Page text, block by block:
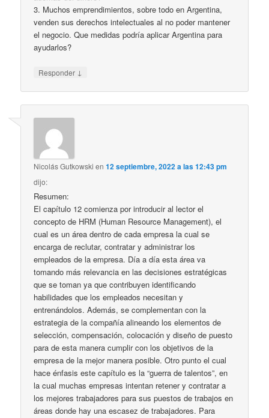
3. Muchos emprendimientos, sobre todo en Argentina,
venden sus derechos intelectuales al no poder mantener
el negocio. Que medidas podría aplicar Argentina para
ayudarlos?
Responder ↓
Nicolás Gutkowski en12 septiembre, 2022 a las 12:43 pm
dijo:
Resumen:
El capítulo 12 comienza por introducir al lector el
concepto de HRM (Human Resource Management), el
cual es un área dentro de cada empresa la cual se
encarga de reclutar, contratar y administrar los
empleados de la empresa. Día a día esta área va
tomando más relevancia en las decisiones estratégicas
que se toman ya que contribuyen identificando
habilidades que los empleados necesitan y
entrenándolos. Además, se complementan con la
estrategia de la compañía alineando los elementos de
selección, compensación, colocación y diseño de puesto
para de esta manera cumplir con los objetivos de la
empresa de la mejor manera posible. Otro punto el cual
hace énfasis este capítulo es la “guerra de talentos”, en
la cual muchas empresas intentan retener y contratar a
los mejores trabajadores para sus puestos de trabajos en
áreas donde hay una escasez de trabajadores. Para